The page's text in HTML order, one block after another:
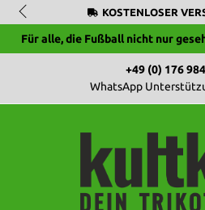
KOSTENLOSER
Für alle, die Fußball nicht nur
+49 (0) 176
WhatsApp